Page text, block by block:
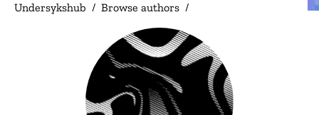
Magazine
Undersykshub / Browse authors /